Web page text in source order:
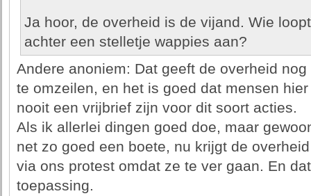
Ja hoor, de overheid is de vijand. Wie
achter een stelletje wappies aan?
Andere anoniem: Dat geeft de overheid
te omzeilen, en het is goed dat mensen
nooit een vrijbrief zijn voor dit soort acties.
Als ik allerlei dingen goed doe, maar
net zo goed een boete, nu krijgt de
via ons protest omdat ze te ver gaan. En
toepassing.